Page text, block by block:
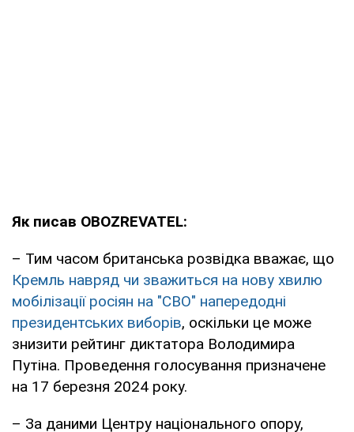
Як писав OBOZREVATEL:
– Тим часом британська розвідка вважає, що
Кремль навряд чи зважиться на нову хвилю
мобілізації росіян на "СВО" напередодні
президентських виборів, оскільки це може
знизити рейтинг диктатора Володимира
Путіна. Проведення голосування призначене
на 17 березня 2024 року.
– За даними Центру національного опору,